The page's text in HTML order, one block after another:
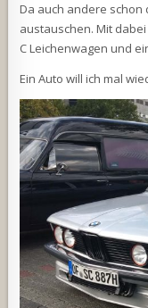
Da auch andere
austauschen. Mit
C Leichenwagen und
Ein Auto will ich mal